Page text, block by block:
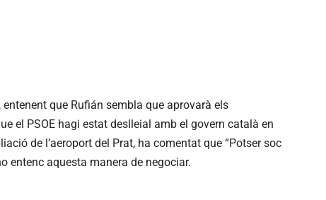
que Rufián sembla que aprovarà els
el PSOE hagi estat deslleial amb el govern català en
de l’aeroport del Prat, ha comentat que “Potser soc
entenc aquesta manera de negociar.